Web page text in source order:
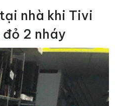
nhà khi Tivi
2 nháy